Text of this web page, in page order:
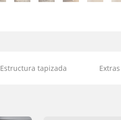
Estructura tapizada Extras